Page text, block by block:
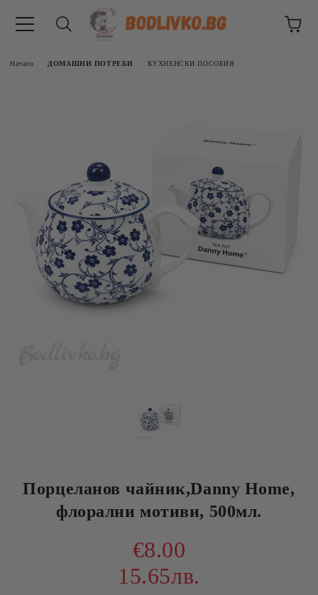
Начало ДОМАШНИ ПОТРЕБИ КУХНЕНСКИ ПОСОБИЯ
Порцеланов чайник,Danny Home,
флорални мотиви, 500мл.
€8.00
15.65лв.